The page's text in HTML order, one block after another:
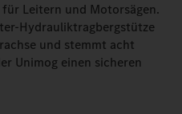
Leitern und Motorsägen.
Hydrauliktragbergstütze
und stemmt acht
Unimog einen sicheren